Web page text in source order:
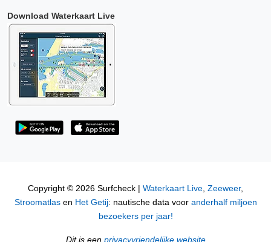
Download Waterkaart Live
Copyright © 2026 Surfcheck | Waterkaart Live, Zeeweer,
Stroomatlasen Het Getij: nautische data voor anderhalf miljoen
bezoekers per jaar!
Dit is een privacyvriendelijke website